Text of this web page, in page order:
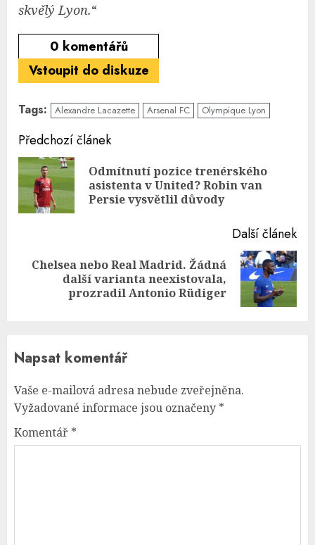
skvělý Lyon.“
0 komentářů
Vstoupit do diskuze
Tags: Alexandre Lacazette Arsenal FC Olympique Lyon
Continue
Reading
Předchozí článek
Odmítnutí pozice trenérského
asistenta v United? Robin van
Persie vysvětlil důvody
Další článek
Next
Chelsea nebo Real Madrid. Žádná
další varianta neexistovala,
prozradil Antonio Rüdiger
Napsat komentář
Vaše e-mailová adresa nebude zveřejněna.
Vyžadované informace jsou označeny *
Komentář *